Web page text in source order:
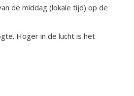
de middag (lokale tijd) op de
Hoger in de lucht is het